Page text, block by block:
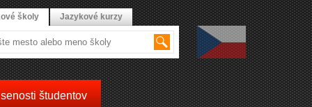
študentov
školy Jazykové kurzy